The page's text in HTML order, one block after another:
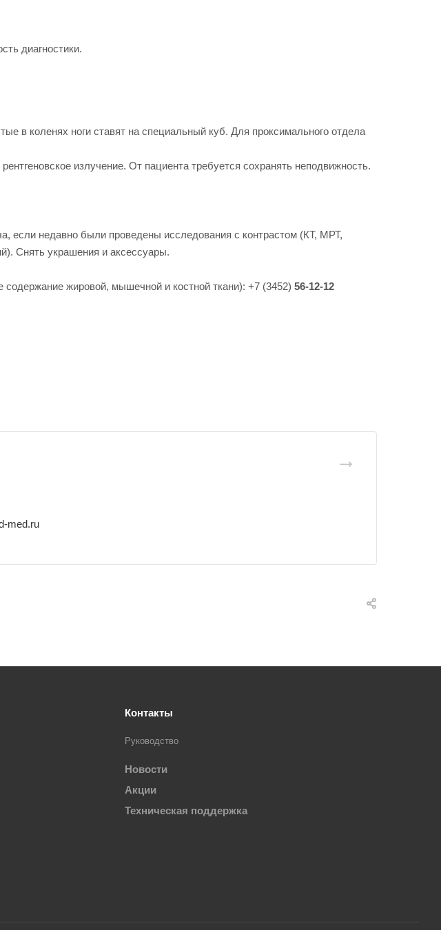
диагностики.
в коленях ноги ставят на специальный куб. Для проксимального отдела
излучение. От пациента требуется сохранять неподвижность.
если недавно были проведены исследования с контрастом (КТ, МРТ,
Снять украшения и аксессуары.
содержание жировой, мышечной и костной ткани): +7 (3452) 56-12-12
med.ru
Контакты
Руководство
Новости
Акции
Техническая поддержка